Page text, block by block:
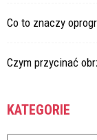
Co to znaczy
Czym przycinać
KATEGORIE
Kategorie